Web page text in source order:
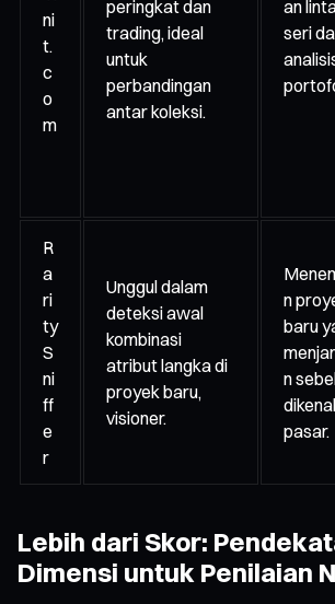
ni
t.
c
o
m
peringkat dan
trading, ideal
untuk
perbandingan
antar koleksi.
an
seri
R
a
ri
ty
S
ni
ff
e
r
Unggul dalam
deteksi awal
kombinasi
atribut langka di
proyek baru,
visioner.
n
baru
n
pasar.
Lebih dari Skor:
Dimensi untuk Penilaian